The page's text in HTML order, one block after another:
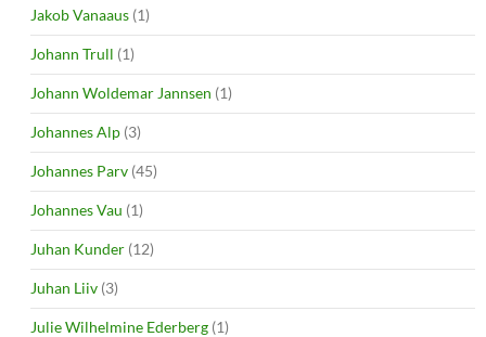
Jakob Vanaaus (1)
Johann Trull (1)
Johann Woldemar Jannsen (1)
Johannes Alp (3)
Johannes Parv (45)
Johannes Vau (1)
Juhan Kunder (12)
Juhan Liiv (3)
Julie Wilhelmine Ederberg (1)